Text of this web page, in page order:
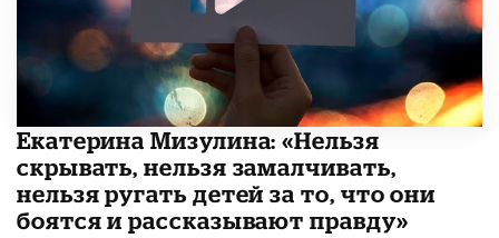
Екатерина Мизулина: «Нельзя
скрывать, нельзя замалчивать,
нельзя ругать детей за то, что они
боятся и рассказывают правду»